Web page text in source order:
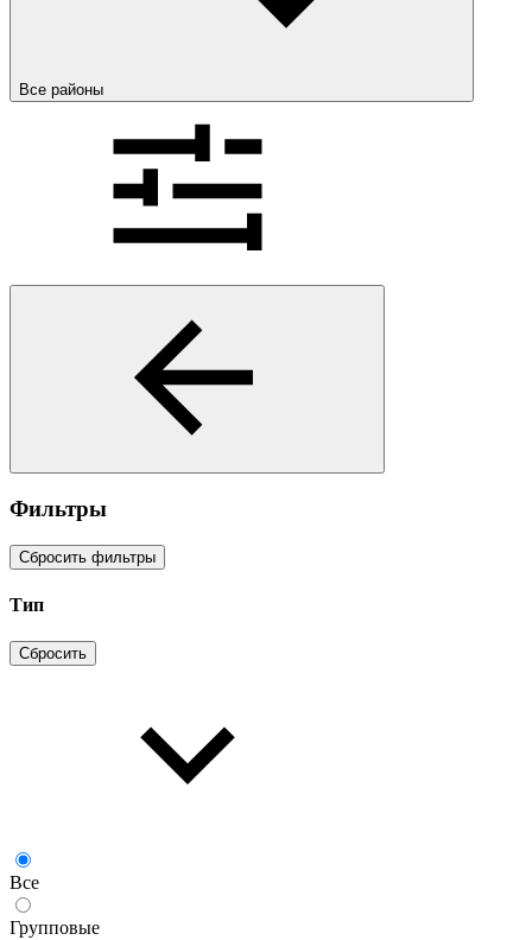
Все районы
Фильтры
Сбросить фильтры
Тип
Сбросить
Все
Групповые